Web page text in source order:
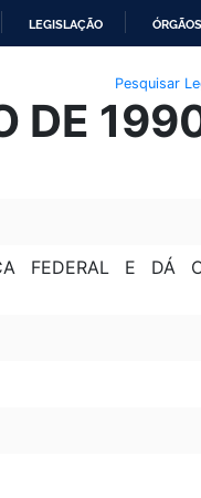
LEGISLAÇÃO
Pesquisar
DE
FEDERAL E DÁ